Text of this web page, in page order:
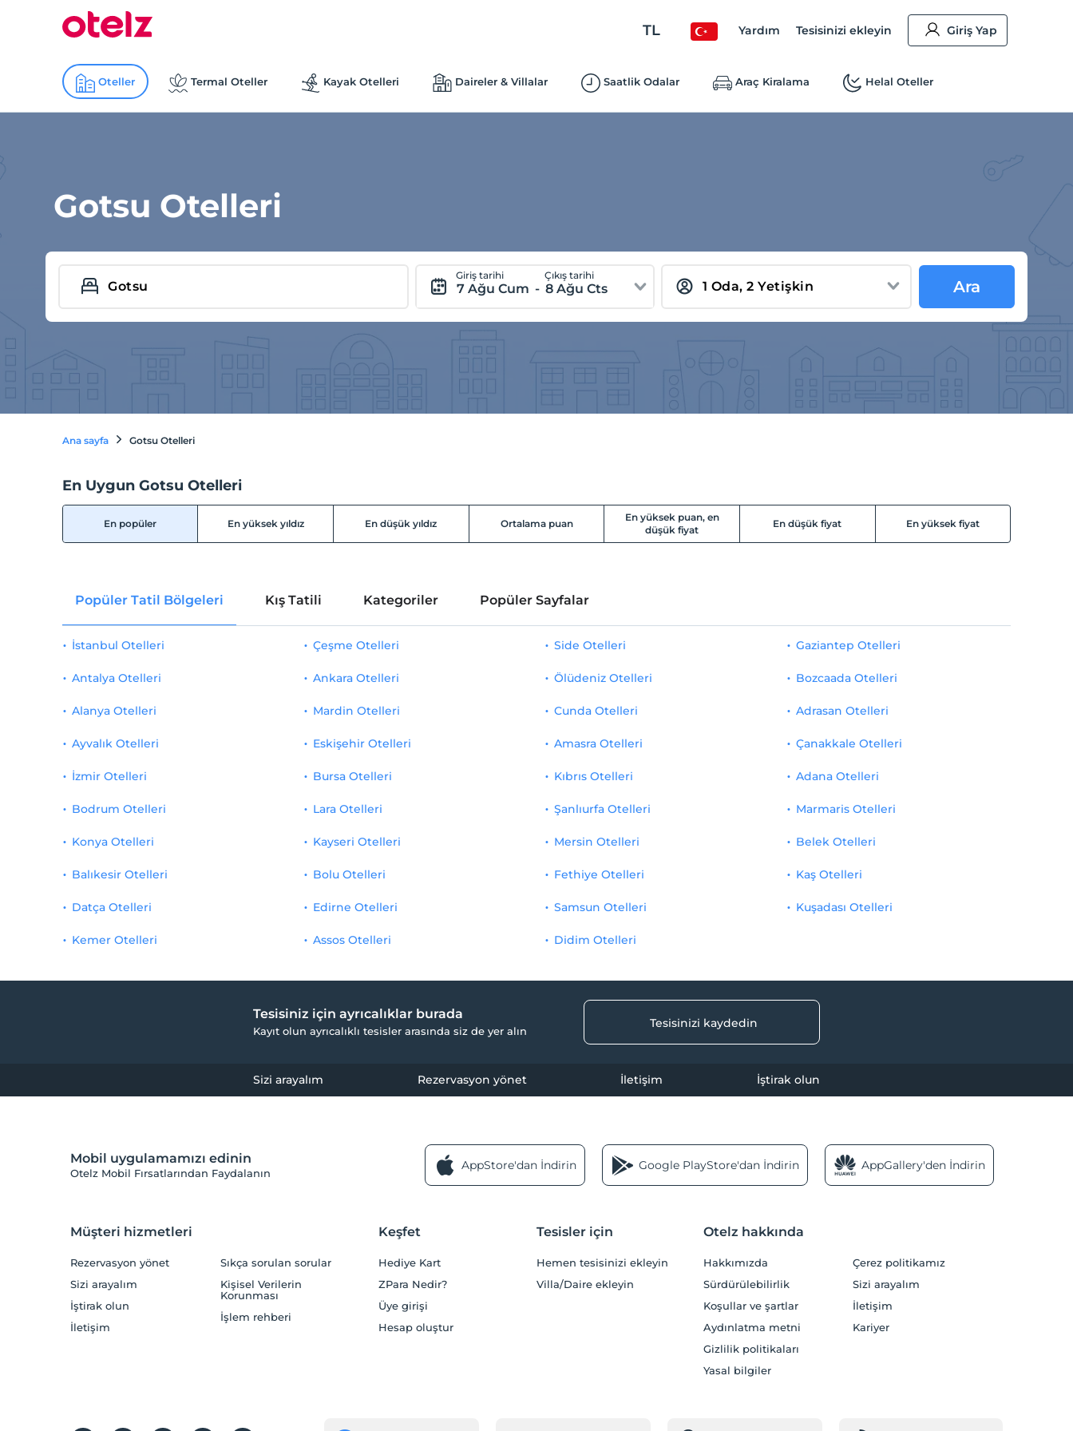
TL Yardım Tesisinizi ekleyin Giriş Yap
Oteller Termal Oteller Kayak Otelleri Daireler & Villalar Saatlik Odalar Araç Kiralama Helal Oteller
Gotsu Otelleri
Giriş tarihi
7 Ağu Cum -
Çıkış tarihi
8 Ağu Cts Ara
Ana sayfa Gotsu Otelleri
En Uygun Gotsu Otelleri
En popüler En yüksek yıldız En düşük yıldız Ortalama puan
En yüksek puan, en
düşük fiyat
En düşük fiyat En yüksek fiyat
Popüler Tatil Bölgeleri Kış Tatili Kategoriler Popüler Sayfalar
İstanbul Otelleri
Antalya Otelleri
Alanya Otelleri
Ayvalık Otelleri
İzmir Otelleri
Çeşme Otelleri
Ankara Otelleri
Mardin Otelleri
Eskişehir Otelleri
Bursa Otelleri
Side Otelleri
Ölüdeniz Otelleri
Cunda Otelleri
Amasra Otelleri
Kıbrıs Otelleri
Gaziantep Otelleri
Bozcaada Otelleri
Adrasan Otelleri
Çanakkale Otelleri
Adana Otelleri
Bodrum Otelleri
Konya Otelleri
Balıkesir Otelleri
Datça Otelleri
Kemer Otelleri
Lara Otelleri
Kayseri Otelleri
Bolu Otelleri
Edirne Otelleri
Assos Otelleri
Şanlıurfa Otelleri
Mersin Otelleri
Fethiye Otelleri
Samsun Otelleri
Didim Otelleri
Marmaris Otelleri
Belek Otelleri
Kaş Otelleri
Kuşadası Otelleri
Tesisiniz için ayrıcalıklar burada
Kayıt olun ayrıcalıklı tesisler arasında siz de yer alın
Tesisinizi kaydedin
Sizi arayalım Rezervasyon yönet İletişim İştirak olun
Mobil uygulamamızı edinin
Otelz Mobil Fırsatlarından Faydalanın
AppStore'dan İndirin Google PlayStore'dan İndirin AppGallery'den İndirin
Müşteri hizmetleri
Rezervasyon yönet
Sizi arayalım
İştirak olun
İletişim
Sıkça sorulan sorular
Kişisel Verilerin
Korunması
İşlem rehberi
Keşfet
Hediye Kart
ZPara Nedir?
Üye girişi
Hesap oluştur
Tesisler için
Hemen tesisinizi ekleyin
Villa/Daire ekleyin
Otelz hakkında
Hakkımızda
Sürdürülebilirlik
Koşullar ve şartlar
Aydınlatma metni
Gizlilik politikaları
Yasal bilgiler
Çerez politikamız
Sizi arayalım
İletişim
Kariyer